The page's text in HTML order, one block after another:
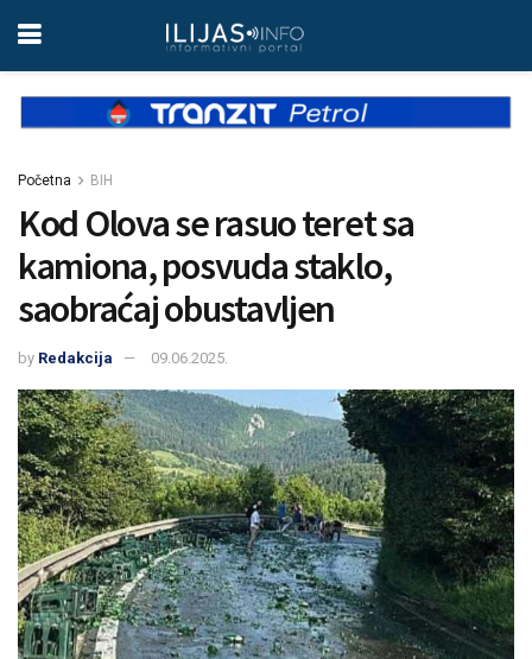
Početna BIH
Kod Olova se rasuo teret sa
kamiona, posvuda staklo,
saobraćaj obustavljen
by Redakcija 09.06.2025.